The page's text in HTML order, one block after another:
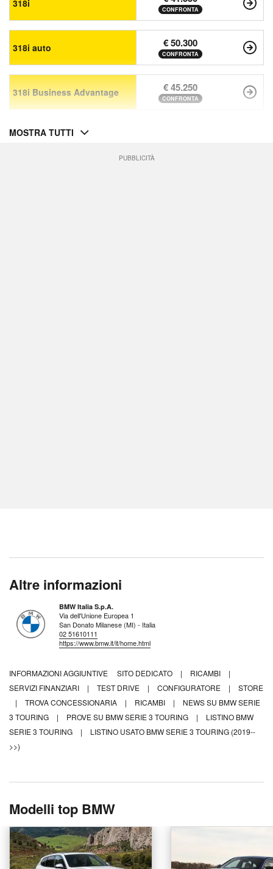
318i
CONFRONTA
318i auto € 50.300
CONFRONTA
318i Business Advantage € 45.250
CONFRONTA
MOSTRA TUTTI
PUBBLICITÀ
Altre informazioni
BMW Italia S.p.A.
Via dell'Unione Europea 1
San Donato Milanese (MI) - Italia
02 51610111
https://www.bmw.it/it/home.html
INFORMAZIONI AGGIUNTIVE SITO DEDICATO | RICAMBI
|
SERVIZI FINANZIARI
| TEST DRIVE | CONFIGURATORE |
STORE
|
TROVA CONCESSIONARIA | RICAMBI |
NEWS SU BMW SERIE
3 TOURING
| PROVE SU BMW SERIE 3 TOURING |
LISTINO BMW
SERIE 3 TOURING
|
LISTINO USATO BMW SERIE 3 TOURING (2019--
>>)
Modelli top BMW